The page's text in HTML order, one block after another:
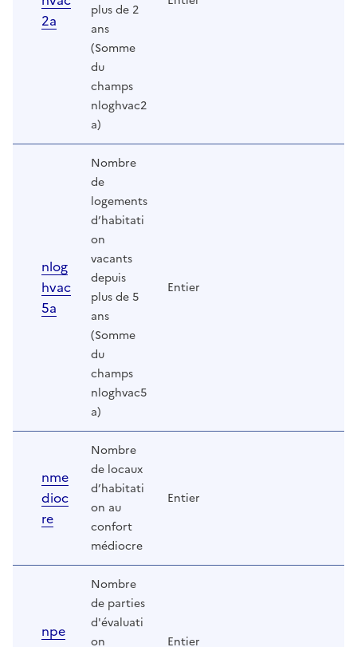
2a
plus de 2
ans
(Somme
du
champs
nloghvac2
a)
nlog
hvac
5a
Nombre
de
logements
d’habitati
on
vacants
depuis
plus de 5
ans
(Somme
du
champs
nloghvac5
a)
Entier
nme
dioc
re
Nombre
de locaux
d’habitati
on au
confort
médiocre
Entier
npe
Nombre
de parties
d'évaluati
on
Entier